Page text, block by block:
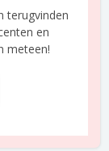
terugvinden
en
meteen!